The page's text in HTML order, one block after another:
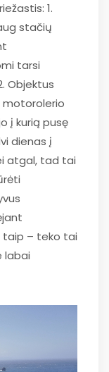
1.
stačių
tarsi
Objektus
motorolerio
į kurią pusę
dienas į
atgal, tad tai
taip – teko tai
labai